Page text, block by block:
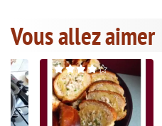
Vous allez aimer